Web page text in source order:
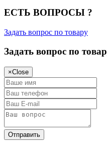
ЕСТЬ ВОПРОСЫ ?
Задать вопрос по товару
Задать вопрос по
×Close